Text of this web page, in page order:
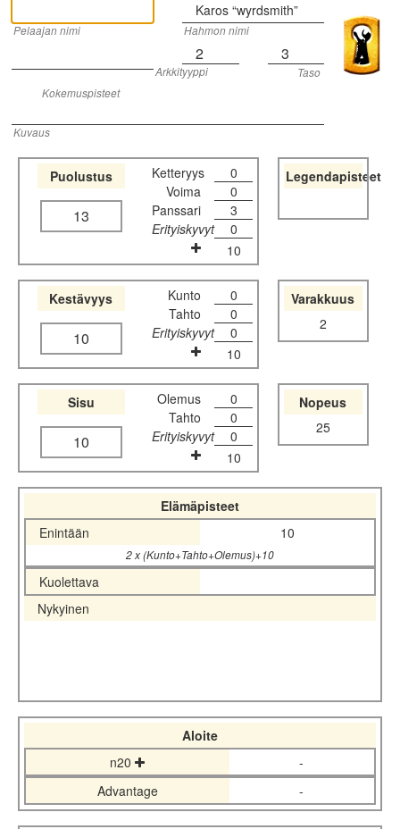
Karos “wyrdsmith”
Pelaajan nimi Hahmon nimi
2 3
Arkkityyppi
Taso
Kokemuspisteet
Kuvaus
Puolustus
13
Ketteryys
0
Voima
0
Panssari
3
Erityiskyvyt
0
10
Legendapisteet
Kestävyys
10
Kunto
0
Tahto
0
Erityiskyvyt
0
10
Varakkuus
2
Sisu
10
Olemus
0
Tahto
0
Erityiskyvyt
0
10
Nopeus
25
Elämäpisteet
Enintään
10
2 x (Kunto+Tahto+Olemus)+10
Kuolettava
Nykyinen
Aloite
n20
-
Advantage
-